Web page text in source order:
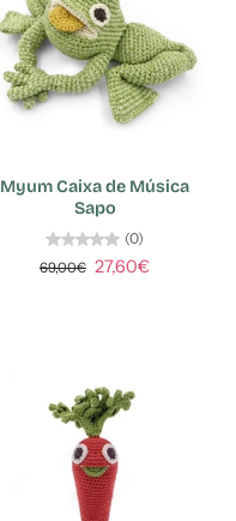
Myum Caixa de Música
Sapo
(0)
69,00€ 27,60€